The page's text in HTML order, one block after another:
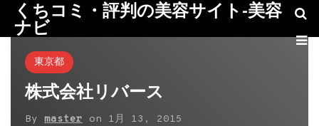
くちコミ・評判の美容サイト-美容
ナビ
東京都
株式会社リバース
By master on 1月 13, 2015